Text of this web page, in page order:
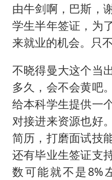
由牛剑啊，巴斯，
学生半年签证，为
来就业的机会。只
不晓得曼大这个当
多久，会不会黄吧
给本科学生提供一
对接进来资源也好
简历，打磨面试技
还有毕业生签证支
数可能就不是8%